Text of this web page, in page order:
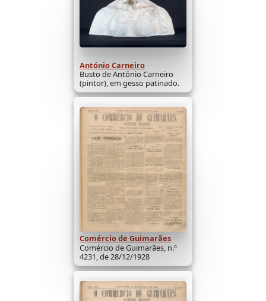
António Carneiro
Busto de António Carneiro
(pintor), em gesso patinado.
Comércio de Guimarães
Comércio de Guimarães, n.º
4231, de 28/12/1928